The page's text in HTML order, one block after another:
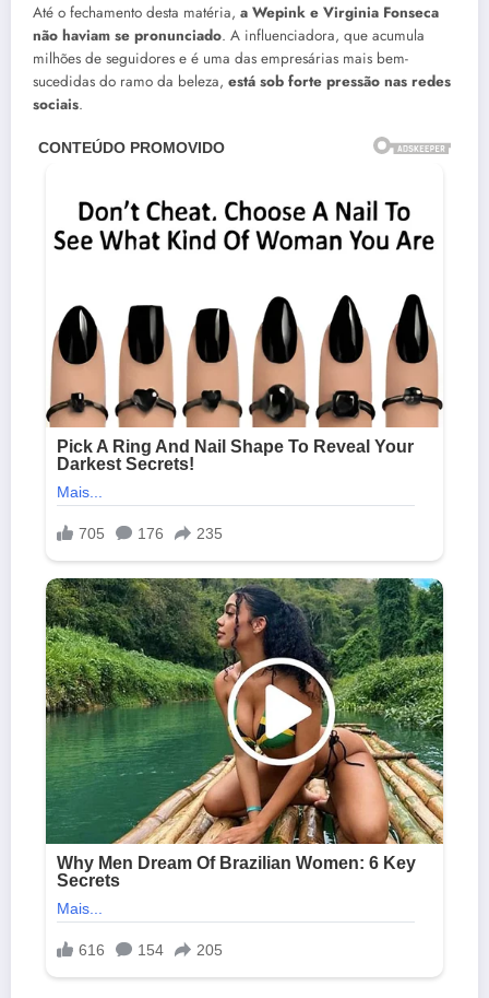
Até o fechamento desta matéria, a Wepink e Virginia Fonseca
não haviam se pronunciado. A influenciadora, que acumula
milhões de seguidores e é uma das empresárias mais bem-
sucedidas do ramo da beleza, está sob forte pressão nas redes
sociais.